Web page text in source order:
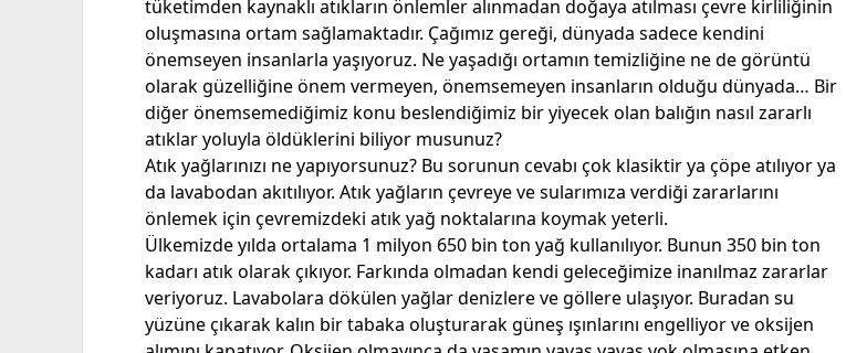
tüketimden kaynaklı atıkların önlemler alınmadan doğaya atılması çevre kirliliğinin
oluşmasına ortam sağlamaktadır. Çağımız gereği, dünyada sadece kendini
önemseyen insanlarla yaşıyoruz. Ne yaşadığı ortamın temizliğine ne de görüntü
olarak güzelliğine önem vermeyen, önemsemeyen insanların olduğu dünyada… Bir
diğer önemsemediğimiz konu beslendiğimiz bir yiyecek olan balığın nasıl zararlı
atıklar yoluyla öldüklerini biliyor musunuz?
Atık yağlarınızı ne yapıyorsunuz? Bu sorunun cevabı çok klasiktir ya çöpe atılıyor ya
da lavabodan akıtılıyor. Atık yağların çevreye ve sularımıza verdiği zararlarını
önlemek için çevremizdeki atık yağ noktalarına koymak yeterli.
Ülkemizde yılda ortalama 1 milyon 650 bin ton yağ kullanılıyor. Bunun 350 bin ton
kadarı atık olarak çıkıyor. Farkında olmadan kendi geleceğimize inanılmaz zararlar
veriyoruz. Lavabolara dökülen yağlar denizlere ve göllere ulaşıyor. Buradan su
yüzüne çıkarak kalın bir tabaka oluşturarak güneş ışınlarını engelliyor ve oksijen